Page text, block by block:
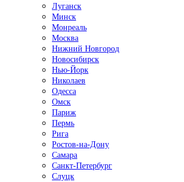
Луганск
Минск
Монреаль
Москва
Нижний Новгород
Новосибирск
Нью-Йорк
Николаев
Одесса
Омск
Париж
Пермь
Рига
Ростов-на-Дону
Самара
Санкт-Петербург
Слуцк